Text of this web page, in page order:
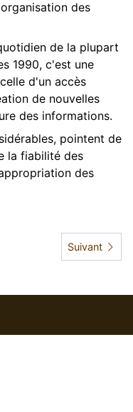
des
de la plupart
1990, c'est une
d'un accès
de nouvelles
des informations.
pointent de
la fiabilité des
des
maternité Article
Suivant